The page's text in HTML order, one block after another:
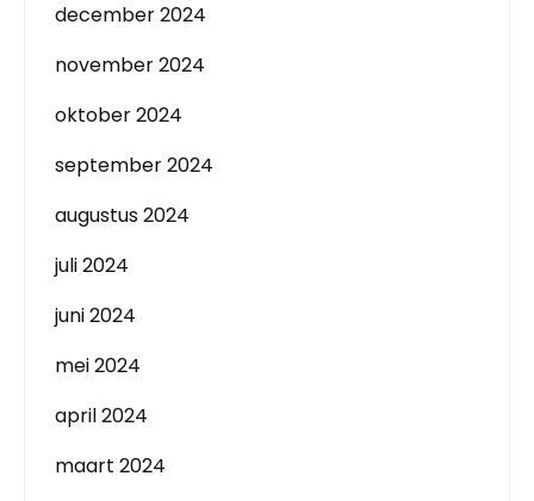
december 2024
november 2024
oktober 2024
september 2024
augustus 2024
juli 2024
juni 2024
mei 2024
april 2024
maart 2024